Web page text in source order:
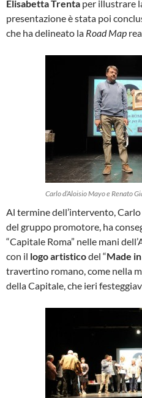
Elisabetta Trenta per illustrare
presentazione è stata poi
che ha delineato la Road Map
Carlo d’Aloisio Mayo e Renato
Al termine dell’intervento,
del gruppo promotore, ha
“Capitale Roma” nelle mani
con il logo artisticodel “Made
travertino romano, come nella
della Capitale, che ieri